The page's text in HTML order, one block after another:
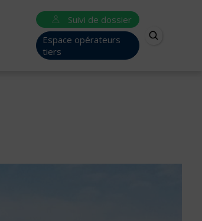
Suivi de dossier
Espace opérateurs
tiers